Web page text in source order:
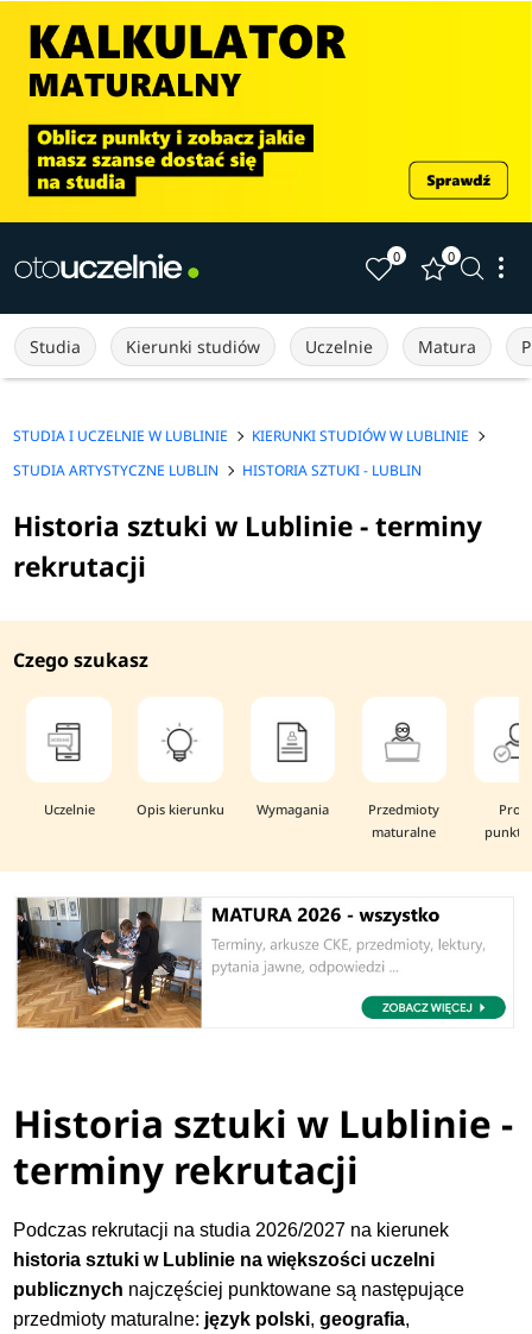
0 0
Studia Kierunki studiów Uczelnie Matura
STUDIA I UCZELNIE W LUBLINIE
KIERUNKI STUDIÓW W LUBLINIE
STUDIA ARTYSTYCZNE LUBLIN
HISTORIA SZTUKI - LUBLIN
Historia sztuki w Lublinie - terminy
rekrutacji
Czego szukasz
Uczelnie Opis kierunku Wymagania
Przedmioty
maturalne
Historia sztuki w Lublinie -
terminy rekrutacji
Podczas rekrutacji na studia 2026/2027 na kierunek
historia sztuki w Lublinie na większości uczelni
publicznych najczęściej punktowane są następujące
przedmioty maturalne: język polski,geografia,